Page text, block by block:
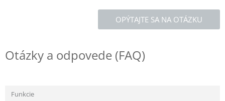
OPÝTAJTE SA NA OTÁZKU
Otázky a odpovede (FAQ)
Funkcie